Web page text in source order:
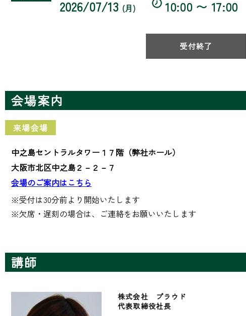
2026/07/13 (月) 10:00 〜 17:00
受付終了
会場案内
来場会場
中之島セントラルタワー１７階（弊社ホール）
大阪市北区中之島２－２－７
会場のご案内はこちら
※受付は30分前より開始いたします
※欠席・遅刻の場合は、ご連絡をお願いいたします
講師
株式会社　プラウド
代表取締役社長